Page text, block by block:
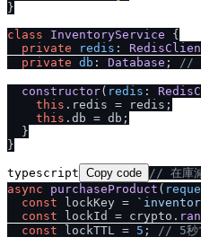
}
class
InventoryService {
private
redis :
private db : Database ; / /
constructor( redis :
this . redis = redis;
this . db = db;
  }
typescript Copy code / / 在庫
async
purchaseProduct (
const lockKey =
const lockId = crypto.
const lockTTL = 5 ; / / 5秒